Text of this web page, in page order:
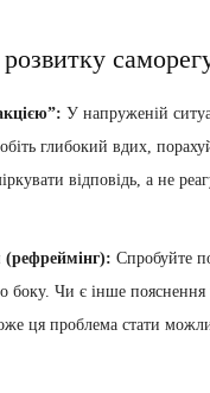
У напруженій
глибокий вдих,
відповідь, а не
(рефреймінг): Спробуйте
боку. Чи є інше пояснення
ця проблема стати